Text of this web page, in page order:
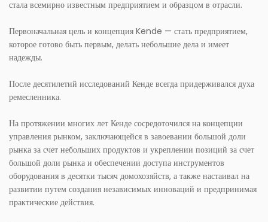
стала всемирно известным предприятием и образцом в отрасли.
Первоначальная цель и концепция Kende — стать предприятием,
которое готово быть первым, делать небольшие дела и имеет
надежды.
После десятилетий исследований Кенде всегда придерживался духа
ремесленника.
На протяжении многих лет Кенде сосредоточился на концепции
управления рынком, заключающейся в завоевании большой доли
рынка за счет небольших продуктов и укреплении позиций за счет
большой доли рынка и обеспечении доступа инструментов
оборудования в десятки тысяч домохозяйств, а также настаивал на
развитии путем создания независимых инноваций и предпринимая
практические действия.